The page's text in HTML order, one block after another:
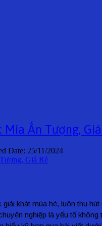
Ấn Tượng,
Date: 25/11/2024
khát mùa hè, luôn thu
nghiệp là yếu tố